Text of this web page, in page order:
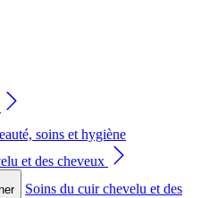
soins et hygiène
et des cheveux
Soins du cuir chevelu et des